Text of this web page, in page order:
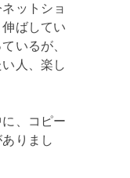
ットショ
ばしてい
いるが、
人、楽し
、コピー
りまし